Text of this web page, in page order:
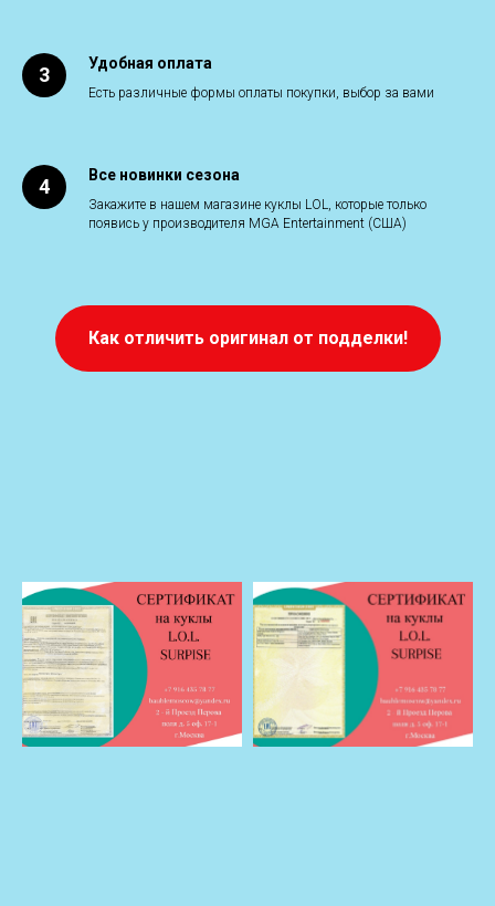
Удобная оплата
Есть различные формы оплаты покупки, выбор за вами
Все новинки сезона
Закажите в нашем магазине куклы LOL, которые только
появись у производителя MGA Entertainment (США)
Как отличить оригинал от подделки!